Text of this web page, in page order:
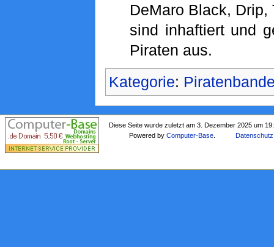
DeMaro Black,
sind inhaftiert und
Piraten aus.
Kategorie:
Diese Seite wurde zuletzt am 3. Dezember 2025 um
Powered byComputer-Base Datenschutz